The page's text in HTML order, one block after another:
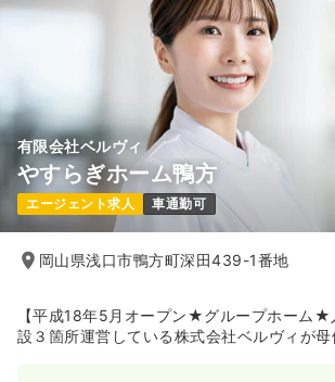
有限会社ベルヴィ
やすらぎホーム鴨方
エージェント求人 車通勤可
岡山県浅口市鴨方町深田439-1番地
【平成18年5月オープン★グループホーム★
設３箇所運営している株式会社ベルヴィが母